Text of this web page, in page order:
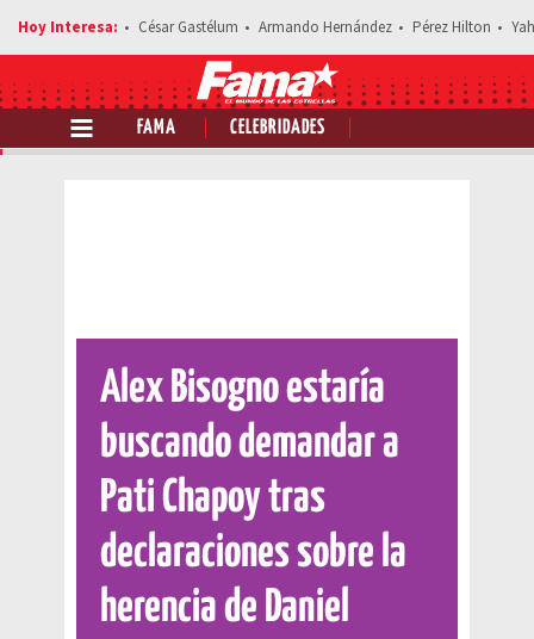
César Gastélum Armando Hernández Pérez Hilton
FAMA CELEBRIDADES
Comparte esta noticia
Alex Bisogno estaría
buscando demandar a
Pati Chapoy tras
declaraciones sobre la
herencia de Daniel